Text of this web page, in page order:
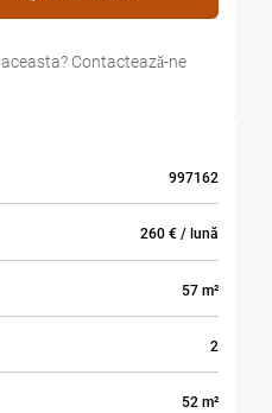
Contacteazǎ-ne
997162
260 € / lună
57 m²
2
52 m²